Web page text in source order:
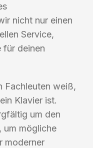
nicht nur einen
Service,
für deinen
Fachleuten weiß,
Klavier ist.
um den
um mögliche
moderner